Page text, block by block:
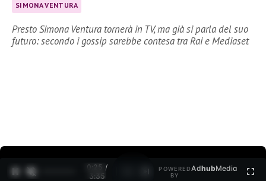
SIMONA VENTURA
Presto Simona Ventura tornerà in TV, ma già si parla del suo
futuro: secondo i gossip sarebbe contesa tra Rai e Mediaset
0:26 /
3:35
POWERED
BY
AdhubMedia